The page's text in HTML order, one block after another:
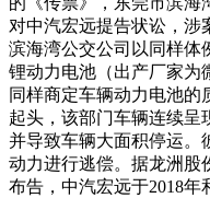
对中汽宏远提告状讼，涉
滨海湾公交公司以同样体
锂动力电池（出产厂家为
同样商定车辆动力电池的
起头，该部门车辆连续呈
并导致车辆大面积停运。
动力进行逃偿。据龙洲股
布告，中汽宏远于2018年